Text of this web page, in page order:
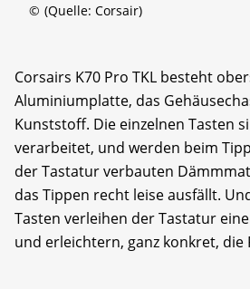
© (Quelle: Corsair)
Corsairs K70 Pro TKL besteht
Aluminiumplatte, das
Kunststoff. Die einzelnen Tasten
verarbeitet, und werden beim
der Tastatur verbauten
das Tippen recht leise ausfällt.
Tasten verleihen der Tastatur
und erleichtern, ganz konkret, die